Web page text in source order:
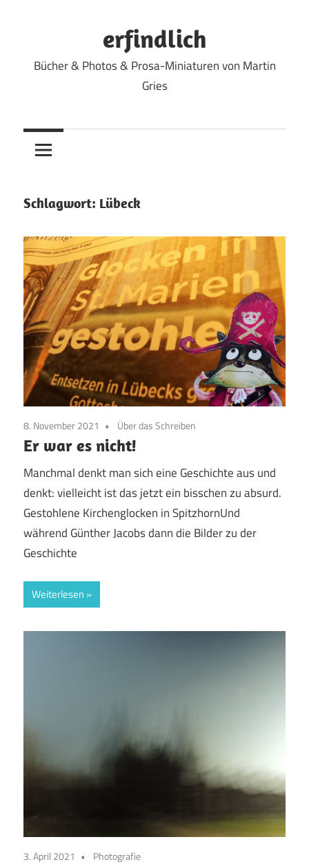
erfindlich
Bücher & Photos & Prosa-Miniaturen von Martin
Gries
Schlagwort: Lübeck
8. November 2021 Über das Schreiben
Er war es nicht!
Manchmal denkt man sich eine Geschichte aus und
denkt: vielleicht ist das jetzt ein bisschen zu absurd.
Gestohlene Kirchenglocken in SpitzhornUnd
während Günther Jacobs dann die Bilder zu der
Geschichte
Weiterlesen
3. April 2021 Photografie